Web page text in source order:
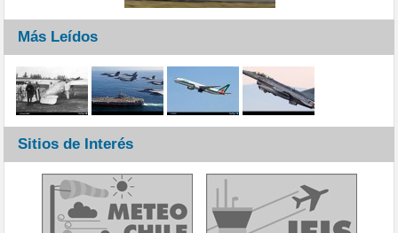
Más Leídos
Sitios de Interés